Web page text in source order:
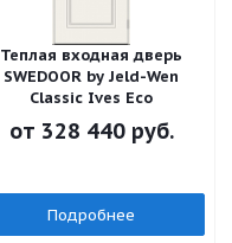
Теплая входная дверь
SWEDOOR by Jeld-Wen
Classic Ives Eco
от 328 440 руб.
Подробнее